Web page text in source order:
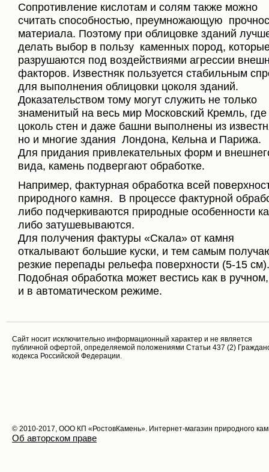
Сопротивление кислотам и солям также можно
считать способностью, преумножающую
материала. Поэтому при облицовке зданий
делать выбор в пользу каменных пород,
разрушаются под воздействиями агрессии
факторов. Известняк пользуется стабильным
для выполнения облицовки цоколя зданий.
Доказательством тому могут служить не только
знаменитый на весь мир Московский Кремль, где
цоколь стен и даже башни выполнены из
но и многие здания Лондона, Кельна и Парижа.
Для придания привлекательных форм и
вида, камень подвергают обработке.
Например, фактурная обработка всей
природного камня. В процессе фактурной
либо подчеркиваются природные особенности
либо затушевываются.
Для получения фактуры «Скала» от камня
откалывают большие куски, и тем самым
резкие перепады рельефа поверхности (5-15 см).
Подобная обработка может вестись как в
и в автоматическом режиме.
Cайт носит исключительно информационный характер и не является
публичной офертой, определяемой положениями Статьи 437 (2)
кодекса Российской Федерации.
© 2010-2017, ООО КП «РостовКамень». Интернет-магазин природного
Об авторском праве